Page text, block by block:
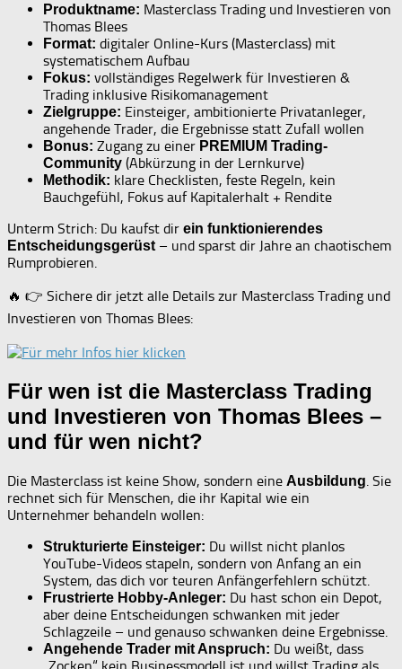
Produktname: Masterclass Trading und Investieren von
Thomas Blees
Format: digitaler Online-Kurs (Masterclass) mit
systematischem Aufbau
Fokus: vollständiges Regelwerk für Investieren &
Trading inklusive Risikomanagement
Zielgruppe: Einsteiger, ambitionierte Privatanleger,
angehende Trader, die Ergebnisse statt Zufall wollen
Bonus: Zugang zu einer PREMIUM Trading-
Community (Abkürzung in der Lernkurve)
Methodik: klare Checklisten, feste Regeln, kein
Bauchgefühl, Fokus auf Kapitalerhalt + Rendite
Unterm Strich: Du kaufst dir ein funktionierendes
Entscheidungsgerüst– und sparst dir Jahre an chaotischem
Rumprobieren.
🔥 👉 Sichere dir jetzt alle Details zur Masterclass Trading und
Investieren von Thomas Blees:
Für wen ist die Masterclass Trading
und Investieren von Thomas Blees –
und für wen nicht?
Die Masterclass ist keine Show, sondern eine Ausbildung. Sie
rechnet sich für Menschen, die ihr Kapital wie ein
Unternehmer behandeln wollen:
Strukturierte Einsteiger: Du willst nicht planlos
YouTube-Videos stapeln, sondern von Anfang an ein
System, das dich vor teuren Anfängerfehlern schützt.
Frustrierte Hobby-Anleger: Du hast schon ein Depot,
aber deine Entscheidungen schwanken mit jeder
Schlagzeile – und genauso schwanken deine Ergebnisse.
Angehende Trader mit Anspruch: Du weißt, dass